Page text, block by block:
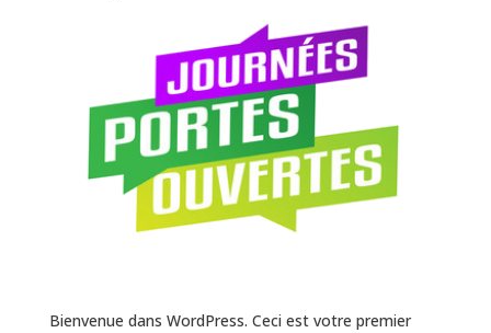
Bienvenue dans WordPress. Ceci est votre premier